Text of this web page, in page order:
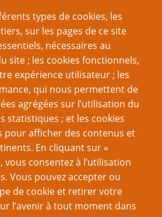
types de cookies, les
sur les pages de ce site
nécessaires au
site ; les cookies fonctionnels,
expérience utilisateur ; les
qui nous permettent de
agrégées sur l’utilisation du
statistiques ; et les cookies
pour afficher des contenus et
En cliquant sur «
vous consentez à l’utilisation
Vous pouvez accepter ou
de cookie et retirer votre
l’avenir à tout moment dans